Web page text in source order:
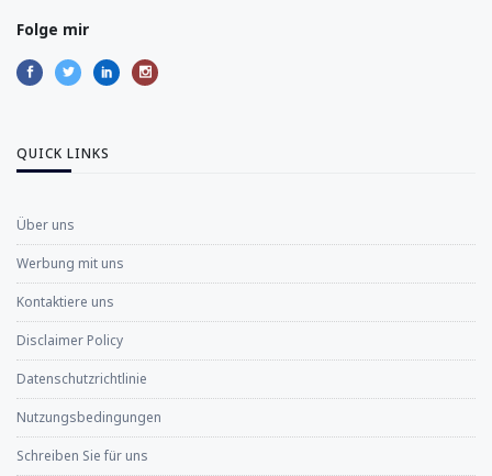
Folge mir
QUICK LINKS
Über uns
Werbung mit uns
Kontaktiere uns
Disclaimer Policy
Datenschutzrichtlinie
Nutzungsbedingungen
Schreiben Sie für uns